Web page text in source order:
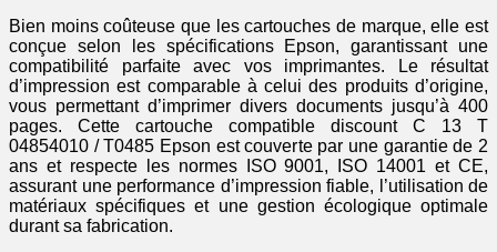
Bien moins coûteuse que les cartouches de marque, elle est
conçue selon les spécifications Epson, garantissant une
compatibilité parfaite avec vos imprimantes. Le résultat
d’impression est comparable à celui des produits d’origine,
vous permettant d’imprimer divers documents jusqu’à 400
pages. Cette cartouche compatible discount C 13 T
04854010 / T0485 Epson est couverte par une garantie de 2
ans et respecte les normes ISO 9001, ISO 14001 et CE,
assurant une performance d’impression fiable, l’utilisation de
matériaux spécifiques et une gestion écologique optimale
durant sa fabrication.